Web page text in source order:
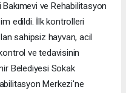
ve Rehabilitasyon
edildi. İlk kontrolleri
sahipsiz hayvan, acil
ve tedavisinin
Belediyesi Sokak
Merkezi'ne